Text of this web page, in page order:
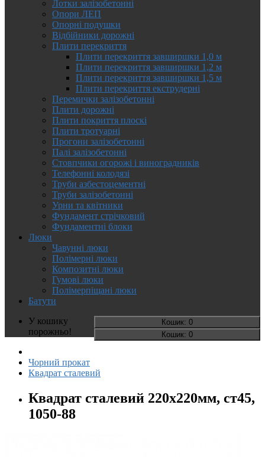
Лотки залізобетонні
Опори ЛЕП
Опорні подушки
Відбійники дорожні
Плити перекриття
Плити перекриття завширшки 1,0 м
Плити перекриття завширшки 1,2 м
Плити перекриття завширшки 1,5 м
Плити перекриття екструдерні
Перемички залізобетонні
Плити дорожні
Плити покриття плоскі
Плити тротуарні
Прогони залізобетонні
Палі залізобетонні
Стовпчики огорожі і виноградників
Телефонні колодязі
Труби азбестоцементні
Труби залізобетонні
Урни та квітники
Фундамент стрічковий
Фундаментні блоки
Люки
Чавунні люки
Полімерні люки
Композитні люки
Гумові люки
Полімерпіщані люки
Батути
Кошик: 0
Кошик: 0
У кошику
порожньо!
Чорний прокат
Квадрат сталевий
Квадрат сталевий 220х220мм, ст45,
1050-88